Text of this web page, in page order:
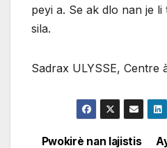
peyi a. Se ak dlo nan je
sila.
Sadrax ULYSSE, Centre
Pwokirè nan lajistis